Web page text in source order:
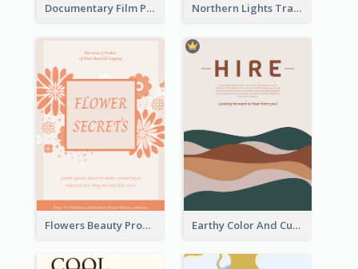
Documentary Film Playing Flyer Northern Lights Travel Flyer
Flowers Beauty Product Flyer Earthy Color And Curves We Are Hiring Flyer